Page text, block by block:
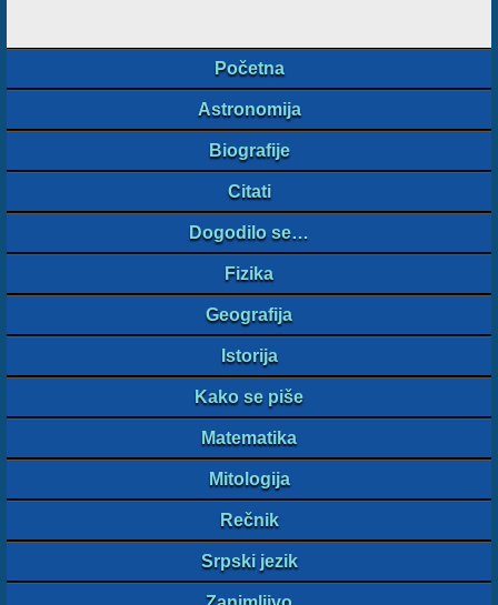
Početna
Astronomija
Biografije
Citati
Dogodilo se…
Fizika
Geografija
Istorija
Kako se piše
Matematika
Mitologija
Rečnik
Srpski jezik